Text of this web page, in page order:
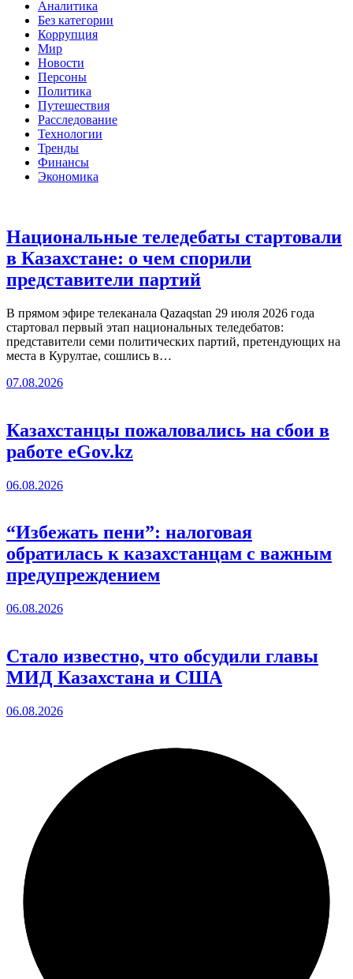
Аналитика
Без категории
Коррупция
Мир
Новости
Персоны
Политика
Путешествия
Расследование
Технологии
Тренды
Финансы
Экономика
Национальные теледебаты стартовали
в Казахстане: о чем спорили
представители партий
В прямом эфире телеканала Qazaqstan 29 июля 2026 года
стартовал первый этап национальных теледебатов:
представители семи политических партий, претендующих на
места в Курултае, сошлись в…
07.08.2026
Казахстанцы пожаловались на сбои в
работе eGov.kz
06.08.2026
“Избежать пени”: налоговая
обратилась к казахстанцам с важным
предупреждением
06.08.2026
Стало известно, что обсудили главы
МИД Казахстана и США
06.08.2026